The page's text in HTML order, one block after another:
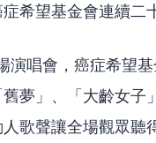
希望基金會連續二
演唱會，癌症希望
夢」、「大齡女子
歌聲讓全場觀眾聽